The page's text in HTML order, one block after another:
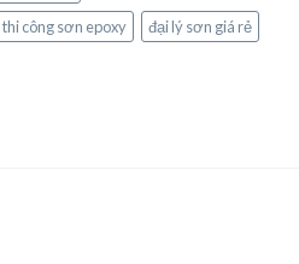
thi công sơn epoxy đại lý sơn giá rẻ